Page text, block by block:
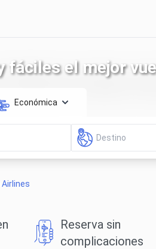
fáciles el mejor
Económica
Airlines
Reserva sin
complicaciones